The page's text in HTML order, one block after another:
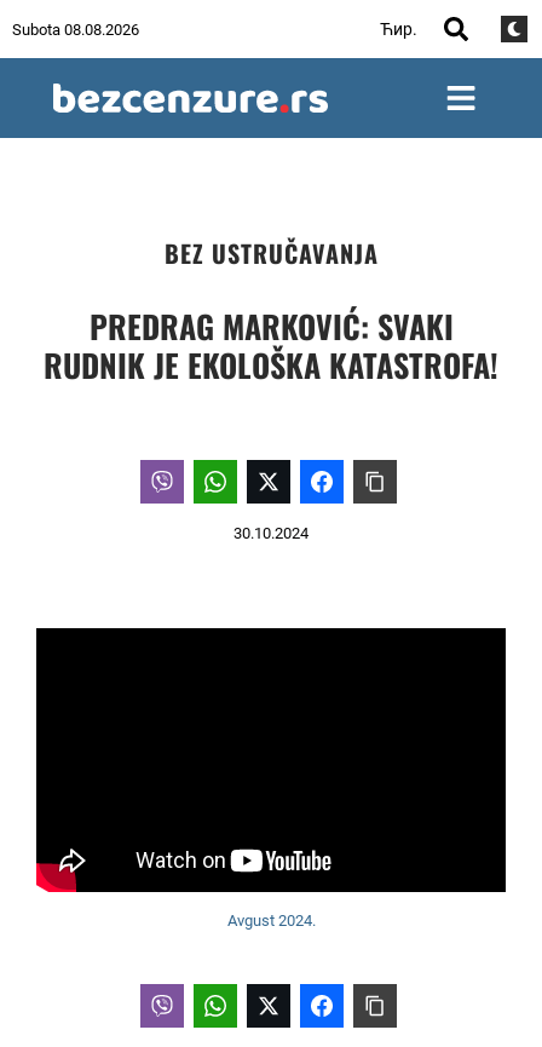
Subota 08.08.2026 Ћир.
BEZ USTRUČAVANJA
PREDRAG MARKOVIĆ: SVAKI
RUDNIK JE EKOLOŠKA KATASTROFA!
30.10.2024
Avgust 2024.